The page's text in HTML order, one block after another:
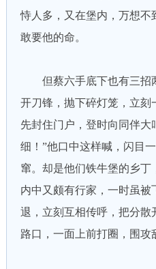
恃人多，又在堡内，万想
敢要他的命。
但蔡六手底下也有三招
开刀锋，抛下碎灯笼，立刻
先封住门户，登时向同伴大
细！”他口中这样喊，闪目
窜。却是他们铁牛堡的乡丁
内中又颇有行家，一时虽
退，立刻互相传呼，把分散
路口，一面上前打圈，围攻